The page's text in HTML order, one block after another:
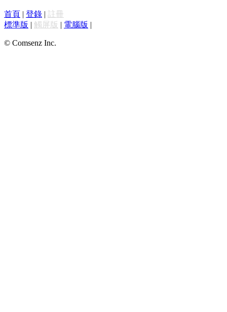
首頁 | 登錄 | 註冊
標準版 | 觸屏版 | 電腦版 |
© Comsenz Inc.